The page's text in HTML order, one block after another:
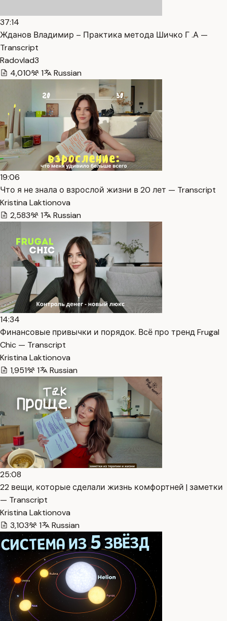
37:14
Жданов Владимир – Практика метода Шичко Г .А —
Transcript
Radovlad3
4,010
1 Russian
19:06
Что я не знала о взрослой жизни в 20 лет — Transcript
Kristina Laktionova
2,583
1 Russian
14:34
Финансовые привычки и порядок. Всё про тренд Frugal
Chic — Transcript
Kristina Laktionova
1,951
1 Russian
25:08
22 вещи, которые сделали жизнь комфортней | заметки
— Transcript
Kristina Laktionova
3,103
1 Russian